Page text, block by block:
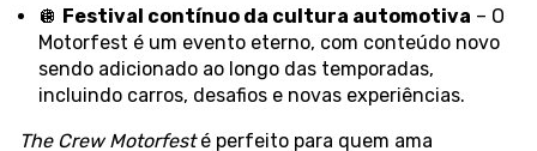
🪩 Festival contínuo da cultura automotiva – O
Motorfest é um evento eterno, com conteúdo novo
sendo adicionado ao longo das temporadas,
incluindo carros, desafios e novas experiências.
The Crew Motorfesté perfeito para quem ama